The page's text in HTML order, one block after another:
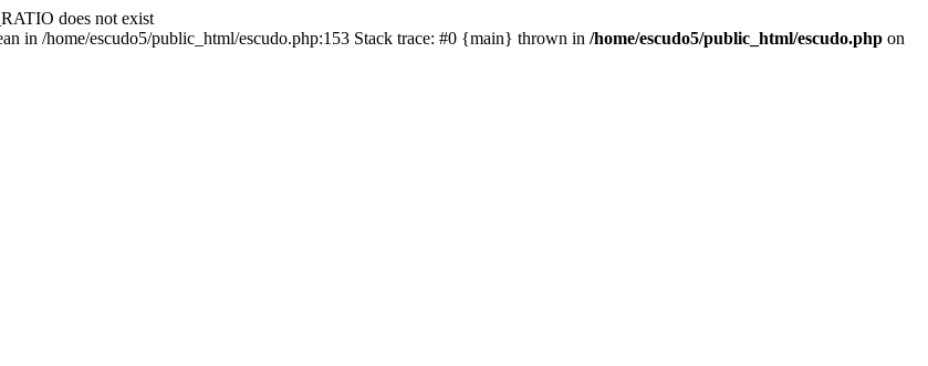
does not exist
in /home/escudo5/public_html/escudo.php:153 Stack trace: #0 {main} thrown in /home/escudo5/public_html/escudo.php on